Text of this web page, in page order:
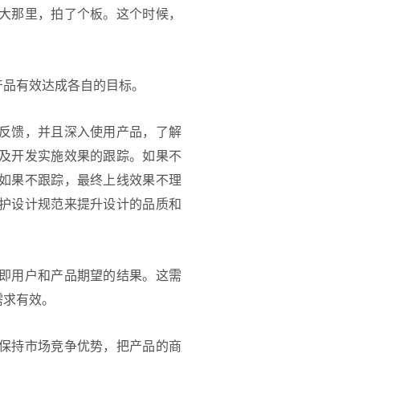
里，拍了个板。这个时候，
有效达成各自的目标。
馈，并且深入使用产品，了解
开发实施效果的跟踪。如果不
果不跟踪，最终上线效果不理
设计规范来提升设计的品质和
用户和产品期望的结果。这需
有效。
持市场竞争优势，把产品的商